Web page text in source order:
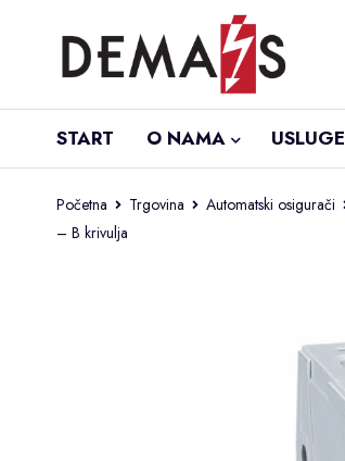
START O NAMA USLUGE
Početna Trgovina Automatski osigurači
– B krivulja